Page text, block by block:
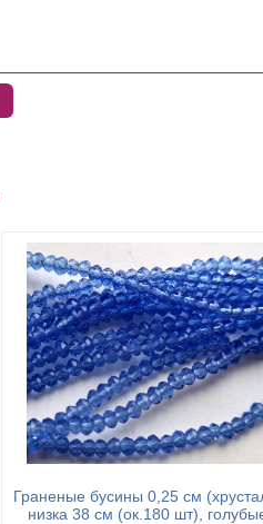
Граненые бусины 0,25 см
низка 38 см (ок.180 шт),